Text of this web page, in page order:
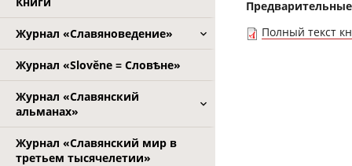
Журнал «Славяноведение»
Журнал «Slověne = Словѣне»
Журнал «Славянский
альманах»
Журнал «Славянский мир в
третьем тысячелетии»
Полный текст